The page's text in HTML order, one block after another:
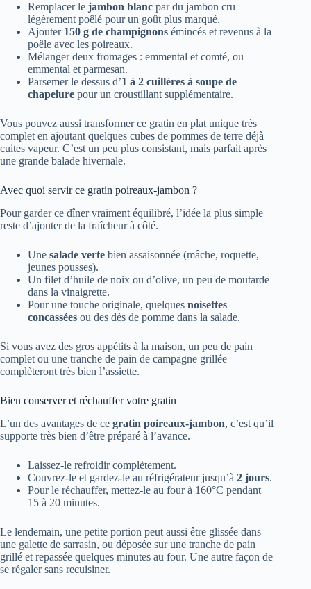
Remplacer le jambon blanc par du jambon cru
légèrement poêlé pour un goût plus marqué.
Ajouter 150 g de champignons émincés et revenus à la
poêle avec les poireaux.
Mélanger deux fromages : emmental et comté, ou
emmental et parmesan.
Parsemer le dessus d’1 à 2 cuillères à soupe de
chapelure pour un croustillant supplémentaire.
Vous pouvez aussi transformer ce gratin en plat unique très
complet en ajoutant quelques cubes de pommes de terre déjà
cuites vapeur. C’est un peu plus consistant, mais parfait après
une grande balade hivernale.
Avec quoi servir ce gratin poireaux-jambon ?
Pour garder ce dîner vraiment équilibré, l’idée la plus simple
reste d’ajouter de la fraîcheur à côté.
Une salade verte bien assaisonnée (mâche, roquette,
jeunes pousses).
Un filet d’huile de noix ou d’olive, un peu de moutarde
dans la vinaigrette.
Pour une touche originale, quelques noisettes
concassées ou des dés de pomme dans la salade.
Si vous avez des gros appétits à la maison, un peu de pain
complet ou une tranche de pain de campagne grillée
complèteront très bien l’assiette.
Bien conserver et réchauffer votre gratin
L’un des avantages de ce gratin poireaux-jambon, c’est qu’il
supporte très bien d’être préparé à l’avance.
Laissez-le refroidir complètement.
Couvrez-le et gardez-le au réfrigérateur jusqu’à 2 jours.
Pour le réchauffer, mettez-le au four à 160°C pendant
15 à 20 minutes.
Le lendemain, une petite portion peut aussi être glissée dans
une galette de sarrasin, ou déposée sur une tranche de pain
grillé et repassée quelques minutes au four. Une autre façon de
se régaler sans recuisiner.